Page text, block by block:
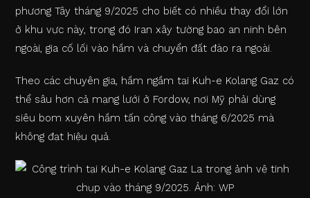
phương Tây tháng 9/2025 cho biết có nhiều thay đổi lớn
ở khu vực này, trong đó Iran xây tường bao an ninh bên
ngoài, gia cố lối vào hầm và chuyển đất đào ra ngoài.
Theo các chuyên gia, hầm ngầm tại Kuh-e Kolang Gaz có
thể sâu hơn cả mạng lưới ở Fordow, nơi Mỹ phải dùng
siêu bom xuyên hầm tấn công vào tháng 6/2025 mà
không đạt hiệu quả.